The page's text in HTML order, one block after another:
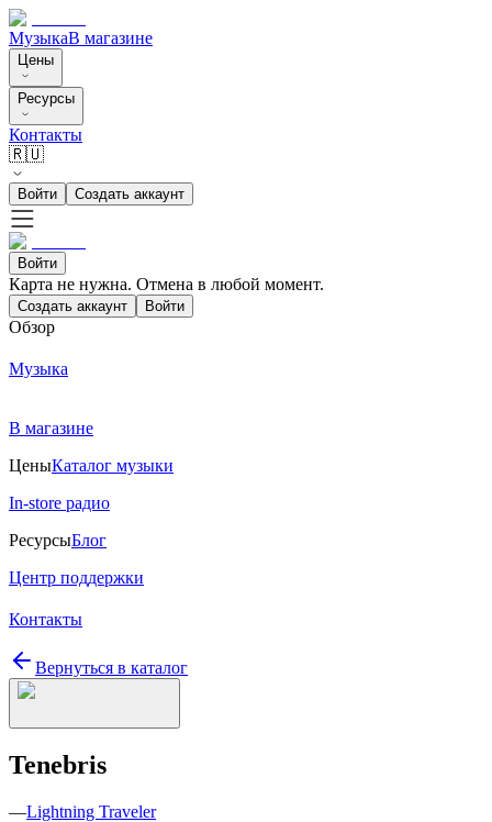
МузыкаВ магазине
Цены
Ресурсы
Контакты
🇷🇺
Войти Создать аккаунт
Войти
Карта не нужна. Отмена в любой момент.
Создать аккаунт Войти
Обзор
Музыка
В магазине
ЦеныКаталог музыки
In-store радио
РесурсыБлог
Центр поддержки
Контакты
Вернуться в каталог
Tenebris
—Lightning Traveler